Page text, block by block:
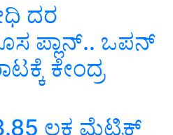
ದರ
ಪ್ಲಾನ್.. ಒಪನ್‌
ಕೇಂದ್ರ
ಲಕ್ಷ ಮೆಟ್ರಿಕ್